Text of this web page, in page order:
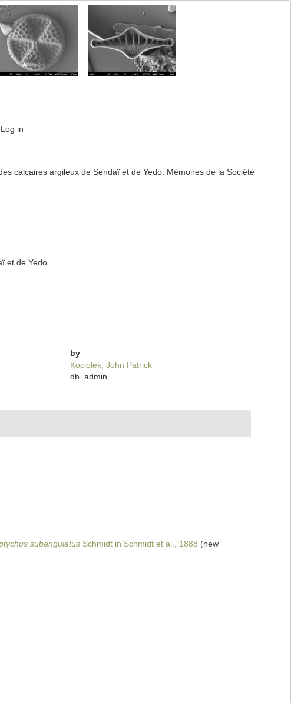
Log in
calcaires argileux de Sendaï et de Yedo. Mémoires de la Société
et de Yedo
by
Kociolek, John Patrick
db_admin
subangulatus Schmidt in Schmidt et al., 1888 (new